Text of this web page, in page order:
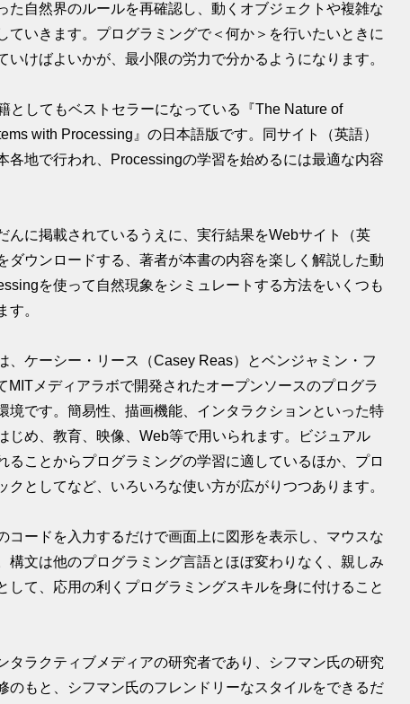
た自然界のルールを再確認し、動くオブジェクトや複雑な
ていきます。プログラミングで＜何か＞を行いたいときに
いけばよいかが、最小限の労力で分かるようになります。
としてもベストセラーになっている『The Nature of
with Processing』の日本語版です。同サイト（英語）
各地で行われ、Processingの学習を始めるには最適な内容
んに掲載されているうえに、実行結果をWebサイト（英
ダウンロードする、著者が本書の内容を楽しく解説した動
を使って自然現象をシミュレートする方法をいくつも
す。
、ケーシー・リース（Casey Reas）とベンジャミン・フ
MITメディアラボで開発されたオープンソースのプログラ
境です。簡易性、描画機能、インタラクションといった特
じめ、教育、映像、Web等で用いられます。ビジュアル
ることからプログラミングの学習に適しているほか、プロ
クとしてなど、いろいろな使い方が広がりつつあります。
コードを入力するだけで画面上に図形を表示し、マウスな
構文は他のプログラミング言語とほぼ変わりなく、親しみ
して、応用の利くプログラミングスキルを身に付けること
タラクティブメディアの研究者であり、シフマン氏の研究
のもと、シフマン氏のフレンドリーなスタイルをできるだ